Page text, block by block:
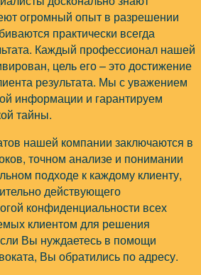
огромный опыт в разрешении
практически всегда
Каждый профессионал нашей
цель его – это достижение
результата. Мы с уважением
информации и гарантируем
тайны.
нашей компании заключаются в
точном анализе и понимании
подходе к каждому клиенту,
действующего
конфиденциальности всех
клиентом для решения
Вы нуждаетесь в помощи
Вы обратились по адресу.